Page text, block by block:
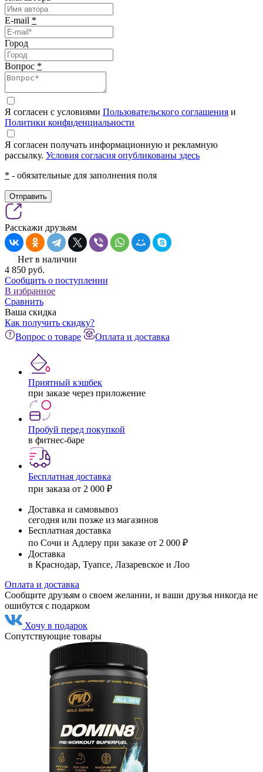
E-mail *
Город
Вопрос *
Я согласен с условиями Пользовательского соглашения и
Политики конфиденциальности
Я согласен получать информационную и рекламную
рассылку. Условия согласия опубликованы здесь
* - обязательные для заполнения поля
Отправить
Расскажи друзьям
Нет в наличии
4 850 pуб.
Сообщить о поступлении
В избранное
Сравнить
Ваша скидка
Как получить скидку?
Вопрос о товаре
Оплата и доставка
Приятный кэшбек
при заказе через приложение
Пробуй перед покупкой
в фитнес-баре
Бесплатная доставка
при заказа от 2 000 ₽
Доставка и самовывоз
сегодня или позже из магазинов
Бесплатная доставка
по Сочи и Адлеру при заказе от 2 000 ₽
Доставка
в Краснодар, Туапсе, Лазаревское и Лоо
Оплата и доставка
Сообщите друзьям о своем желании, и ваши друзья никогда не
ошибутся с подарком
Хочу в подарок
Сопутствующие товары